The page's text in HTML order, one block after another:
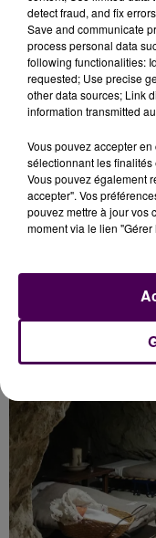
4 - LA
(EURE)
Visite d’un lieu
vous invite à
servi d’abri aux
bombardements
libération du
Visite ce samedi
vêtements chauds.
detect fraud, and fix
Save and communicate
process personal data
following functionalities:
requested; Use precise
other data sources; Link
information transmitted
Vous pouvez accepter
sélectionnant les finalités
Vous pouvez également
accepter". Vos
pouvez mettre à jour vos
moment via le lien